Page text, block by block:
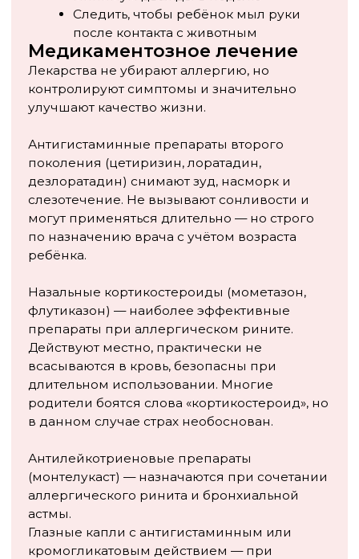
принимается индивидуально, исходя из тяжести
симптомов у ребёнка.
Если симптомы лёгкие, хорошо контролируются
препаратами и мерами по снижению аллергена,
АСИТ даёт положительную динамику — многие
семьи успешно живут с животным без серьёзных
последствий для здоровья ребёнка. Если
симптомы тяжёлые, есть признаки бронхиальной
питомцем может быть медицински
необходимым. Это тяжело психологически, но
здоровье ребёнка в данном случае в приоритете.
Аллерголог поможет оценить ситуацию
объективно — не стоит принимать это решение
самостоятельно и тем более откладывать визит к
специалисту.
снизить риск аллергии
Вопрос о том, как предотвратить аллергию у
детей, остаётся предметом активных
исследований. Данные последних лет
показывают неожиданное: дети, выросшие в
домах с животными с первых месяцев жизни,
имеют более низкий риск развития аллергии по
сравнению с теми, кто никогда не контактировал
с питомцами. Это связано с так называемой
«гигиенической гипотезой» — иммунная система,
получающая разнообразные стимулы в раннем
детстве, формируется более сбалансированно.
Однако это не означает, что ребёнку с уже
диагностированной аллергией полезно жить с
животным. Речь идёт именно о профилактике — о
детях, у которых аллергии ещё нет, но есть
наследственная предрасположенность.
Если в семье оба родителя — аллергики, риск
того, что ребёнок тоже будет страдать от